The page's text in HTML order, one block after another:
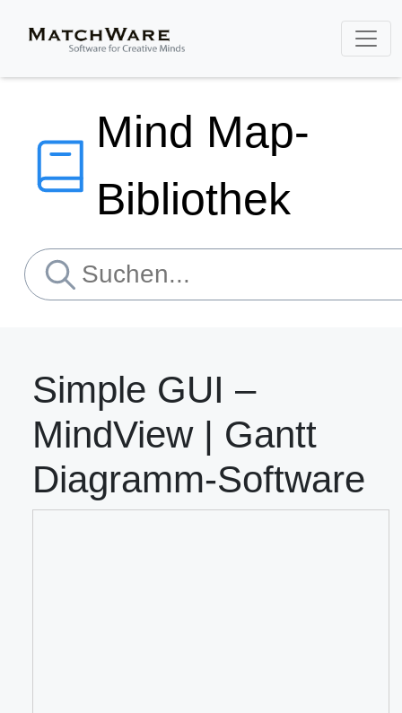
Mind Map-
Bibliothek
Simple GUI –
MindView | Gantt
Diagramm-Software